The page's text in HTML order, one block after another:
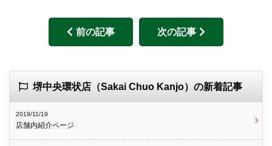
前の記事 次の記事
堺中央環状店（Sakai Chuo Kanjo）の新着記事
2019/11/19
店舗内紹介ページ